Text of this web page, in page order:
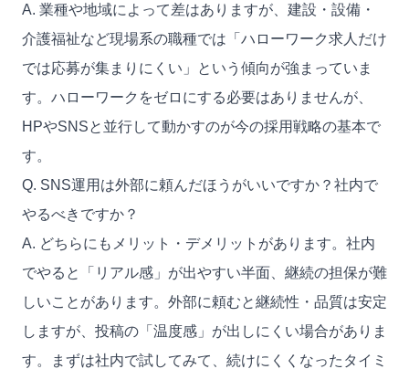
A. 業種や地域によって差はありますが、建設・設備・
介護福祉など現場系の職種では「ハローワーク求人だけ
では応募が集まりにくい」という傾向が強まっていま
す。ハローワークをゼロにする必要はありませんが、
HPやSNSと並行して動かすのが今の採用戦略の基本で
す。
Q. SNS運用は外部に頼んだほうがいいですか？社内で
やるべきですか？
A. どちらにもメリット・デメリットがあります。社内
でやると「リアル感」が出やすい半面、継続の担保が難
しいことがあります。外部に頼むと継続性・品質は安定
しますが、投稿の「温度感」が出しにくい場合がありま
す。まずは社内で試してみて、続けにくくなったタイミ